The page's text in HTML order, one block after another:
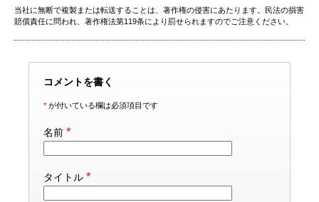
当社に無断で複製または転送することは、著作権の侵害にあたります。民法の損害
賠償責任に問われ、著作権法第119条により罰せられますのでご注意ください。
コメントを書く
* が付いている欄は必須項目です
名前 *
タイトル *